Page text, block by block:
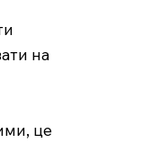
на
це